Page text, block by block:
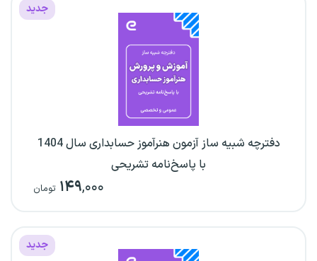
جدید
دفترچه شبیه ساز آزمون هنرآموز حسابداری سال 1404
با پاسخ‌نامه تشریحی
۱۴۹,۰۰۰ تومان
جدید